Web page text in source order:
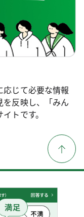
じて必要な情報
を反映し、「みん
トです。